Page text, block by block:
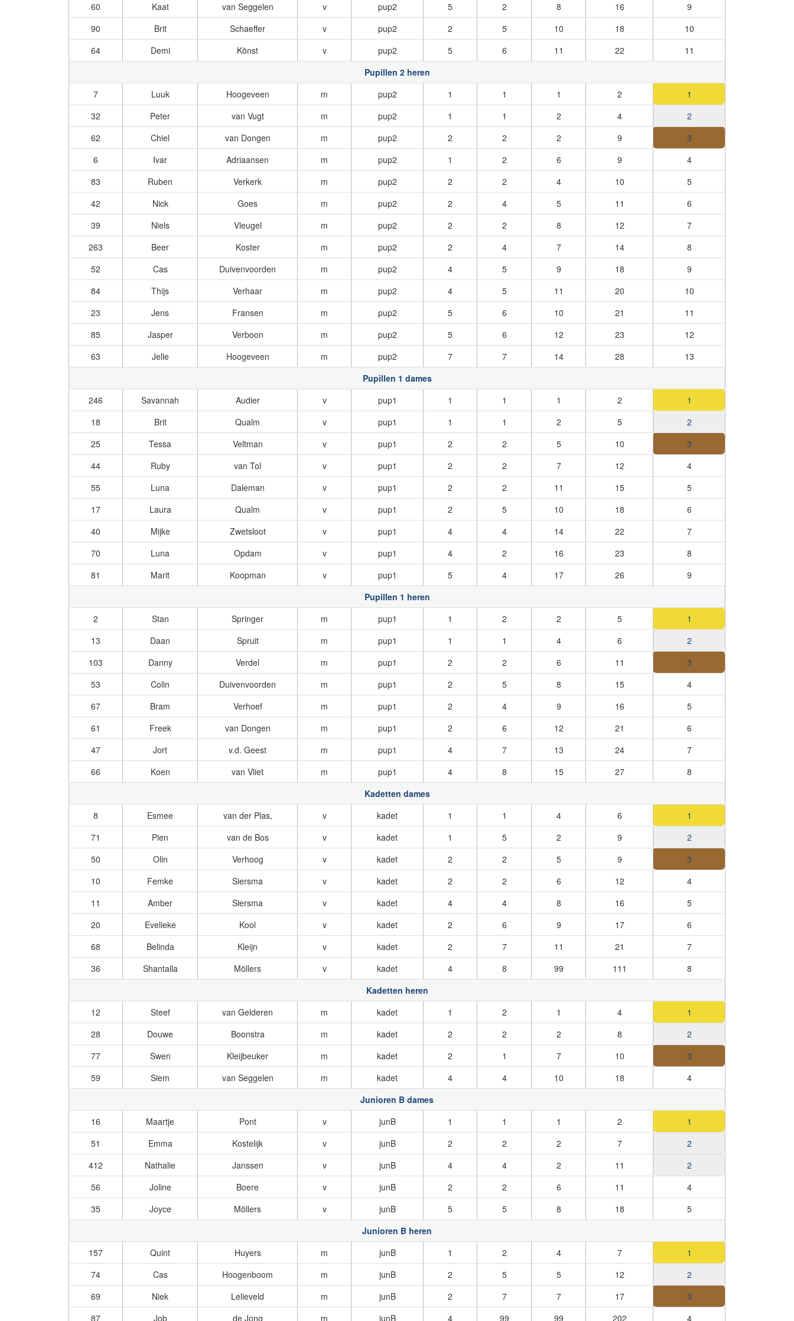
60
Kaat van Seggelen v pup2 5 2 8 16
9
90
Brit Schaeffer v pup2 2 5 10 18
10
64
Demi Könst v pup2 5 6 11 22
11
Pupillen 2 heren
7
Luuk Hoogeveen m pup2 1 1 1 2
1
32
Peter van Vugt m pup2 1 1 2 4
2
62
Chiel van Dongen m pup2 2 2 2 9
3
6
Ivar Adriaansen m pup2 1 2 6 9
4
83
Ruben Verkerk m pup2 2 2 4 10
5
42
Nick Goes m pup2 2 4 5 11
6
39
Niels Vleugel m pup2 2 2 8 12
7
263
Beer Koster m pup2 2 4 7 14
8
52
Cas Duivenvoorden m pup2 4 5 9 18
9
84
Thijs Verhaar m pup2 4 5 11 20
10
23
Jens Fransen m pup2 5 6 10 21
11
85
Jasper Verboon m pup2 5 6 12 23
12
63
Jelle Hoogeveen m pup2 7 7 14 28
13
Pupillen 1 dames
246
Savannah Audier v pup1 1 1 1 2
1
18
Brit Qualm v pup1 1 1 2 5
2
25
Tessa Veltman v pup1 2 2 5 10
3
44
Ruby van Tol v pup1 2 2 7 12
4
55
Luna Daleman v pup1 2 2 11 15
5
17
Laura Qualm v pup1 2 5 10 18
6
40
Mijke Zwetsloot v pup1 4 4 14 22
7
70
Luna Opdam v pup1 4 2 16 23
8
81
Marit Koopman v pup1 5 4 17 26
9
Pupillen 1 heren
2
Stan Springer m pup1 1 2 2 5
1
13
Daan Spruit m pup1 1 1 4 6
2
103
Danny Verdel m pup1 2 2 6 11
3
53
Colin Duivenvoorden m pup1 2 5 8 15
4
67
Bram Verhoef m pup1 2 4 9 16
5
61
Freek van Dongen m pup1 2 6 12 21
6
47
Jort v.d. Geest m pup1 4 7 13 24
7
66
Koen van Vliet m pup1 4 8 15 27
8
Kadetten dames
8
Esmee van der Plas, v kadet 1 1 4 6
1
71
Pien van de Bos v kadet 1 5 2 9
2
50
Olin Verhoog v kadet 2 2 5 9
3
10
Femke Siersma v kadet 2 2 6 12
4
11
Amber Siersma v kadet 4 4 8 16
5
20
Evelieke Kool v kadet 2 6 9 17
6
68
Belinda Kleijn v kadet 2 7 11 21
7
36
Shantalla Möllers v kadet 4 8 99 111
8
Kadetten heren
12
Steef van Gelderen m kadet 1 2 1 4
1
28
Douwe Boonstra m kadet 2 2 2 8
2
77
Swen Kleijbeuker m kadet 2 1 7 10
3
59
Siem van Seggelen m kadet 4 4 10 18
4
Junioren B dames
16
Maartje Pont v junB 1 1 1 2
1
51
Emma Kostelijk v junB 2 2 2 7
2
412
Nathalie Janssen v junB 4 4 2 11
2
56
Joline Boere v junB 2 2 6 11
4
35
Joyce Möllers v junB 5 5 8 18
5
Junioren B heren
157
Quint Huyers m junB 1 2 4 7
1
74
Cas Hoogenboom m junB 2 5 5 12
2
69
Niek Lelieveld m junB 2 7 7 17
3
87
Job de Jong m junB 4 99 99 202 4